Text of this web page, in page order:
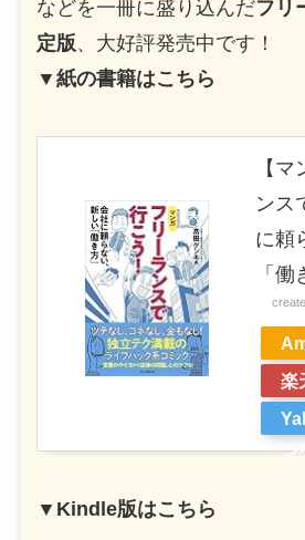
などを一冊に盛り込んだフリ
定版、大好評発売中です！
▼紙の書籍はこちら
【
ンス
に頼
「働
楽
ン
▼Kindle版はこちら